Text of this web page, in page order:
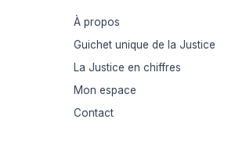
À propos
Guichet unique de la Justice
La Justice en chiffres
Mon espace
Contact